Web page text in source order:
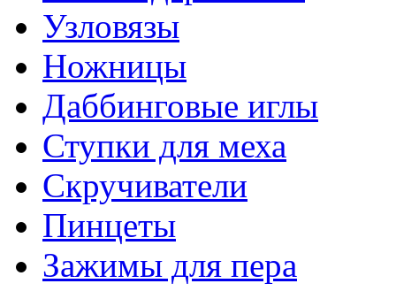
Узловязы
Ножницы
Даббинговые иглы
Ступки для меха
Скручиватели
Пинцеты
Зажимы для пера